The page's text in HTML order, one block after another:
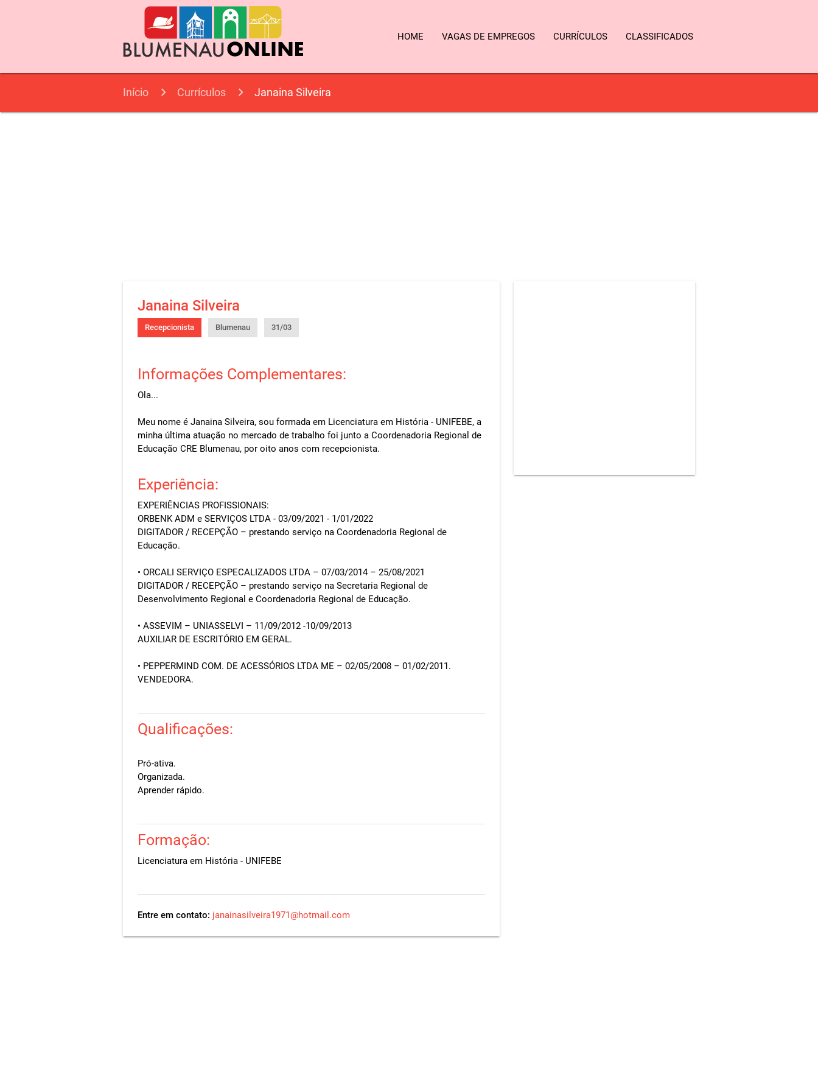
HOME VAGAS DE EMPREGOS CURRÍCULOS CLASSIFICADOS
Início Currículos Janaina Silveira
Janaina Silveira
Recepcionista Blumenau 31/03
Informações Complementares:
Ola...
Meu nome é Janaina Silveira, sou formada em Licenciatura em História - UNIFEBE, a
minha última atuação no mercado de trabalho foi junto a Coordenadoria Regional de
Educação CRE Blumenau, por oito anos com recepcionista.
Experiência:
EXPERIÊNCIAS PROFISSIONAIS:
ORBENK ADM e SERVIÇOS LTDA - 03/09/2021 - 1/01/2022
DIGITADOR / RECEPÇÃO – prestando serviço na Coordenadoria Regional de
Educação.
• ORCALI SERVIÇO ESPECALIZADOS LTDA – 07/03/2014 – 25/08/2021
DIGITADOR / RECEPÇÃO – prestando serviço na Secretaria Regional de
Desenvolvimento Regional e Coordenadoria Regional de Educação.
• ASSEVIM – UNIASSELVI – 11/09/2012 -10/09/2013
AUXILIAR DE ESCRITÓRIO EM GERAL.
• PEPPERMIND COM. DE ACESSÓRIOS LTDA ME – 02/05/2008 – 01/02/2011.
VENDEDORA.
Qualificações:
Pró-ativa.
Organizada.
Aprender rápido.
Formação:
Licenciatura em História - UNIFEBE
Entre em contato: janainasilveira1971@hotmail.com